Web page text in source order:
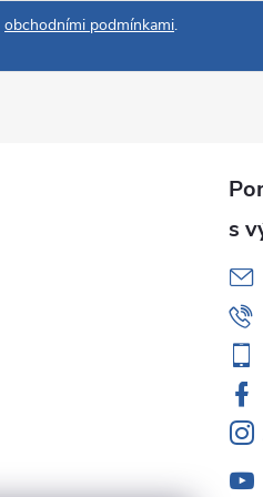
obchodními podmínkami.